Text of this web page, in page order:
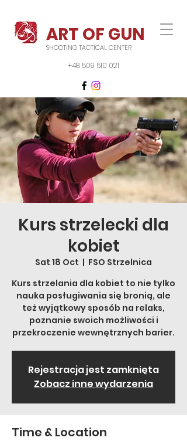
SHOOTING TACTICAL CENTER
+48 509 510 021
ART OF GUN
Kurs strzelecki dla
kobiet
Sat 18 Oct
  |
FSO Strzelnica
Kurs strzelania dla kobiet to nie tylko
nauka posługiwania się bronią, ale
też wyjątkowy sposób na relaks,
poznanie swoich możliwości i
przekroczenie wewnętrznych barier.
Rejestracja jest zamknięta
Zobacz inne wydarzenia
Time & Location